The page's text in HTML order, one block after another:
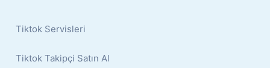
Tiktok Servisleri
Tiktok Takipçi Satın Al